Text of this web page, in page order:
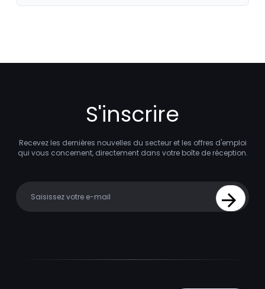
S'inscrire
Recevez les dernières nouvelles du secteur et les offres d'emploi
qui vous concernent, directement dans votre boîte de réception.
Sign Up